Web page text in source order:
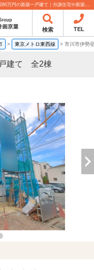
市川市伊勢宿 新築一戸建て 全2棟 千葉県市川市伊勢宿 ｜6,280万円の新築一戸建て｜分譲住宅や新築物件｜MEマイホーム計画京葉株式会社
検索 TEL
> 東京メトロ東西線 > 市川市伊勢
建て 全2棟